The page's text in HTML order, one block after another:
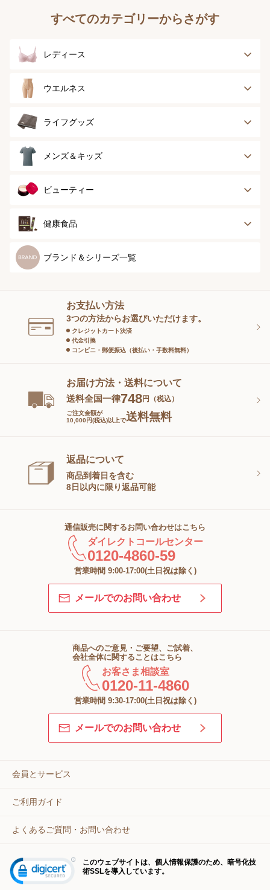
すべてのカテゴリーからさがす
レディース
ブラジャー
ボディースーツ
ランジェリー
イツ
ウエルネス
健康サポート
スポーツ
ライフグッズ
アウター
グッズ
メンズ＆キッズ
メンズトップ
メンズソックス
ビューティー
スキンケア
スペシャルケア
スキンケアグッズ
健康食品
健康食品
ブランド＆シリーズ一覧
お支払い方法
3つの方法からお選びいただけます。
クレジットカート決済
代金引換
コンビニ・郵便振込（後払い・手数料無料）
お届け方法・送料について
送料全国一律748円（税込）
ご注文金額が
10,000円(税込)以上で送料無料
返品について
商品到着日を含む
8日以内に限り返品可能
通信販売に関するお問い合わせはこちら
ダイレクトコールセンター
0120-4860-59
営業時間 9:00-17:00(土日祝は除く)
メールでのお問い合わせ
商品へのご意見・ご要望、ご試着、
会社全体に関することはこちら
お客さま相談室
0120-11-4860
営業時間 9:30-17:00(土日祝は除く)
メールでのお問い合わせ
会員とサービス
ご利用ガイド
よくあるご質問・お問い合わせ
このウェブサイトは、個人情報保護のため、暗号化技
術SSLを導入しています。